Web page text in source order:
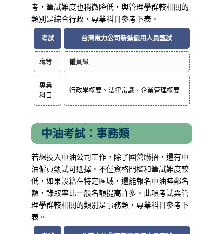
考，筆試難度也稍微降低，與管理學群較相關的
類別是綜合行政，專業科目參考下表。
考試 台灣電力公司新進僱用人員甄試
職等 僱員級
專業
科目
行政學概要、法律常識、企業管理概要
中油考試：事務類
若想投入中油公司工作，除了國營聯招，還有中
油僱員甄試可選擇。不僅資格門檻和筆試難度較
低，如果設籍在特定區域，還能報名中油睦鄰名
額，錄取率比一般名額提高許多。此項考試與管
理學群較相關的類別是事務類，專業科目參考下
表。